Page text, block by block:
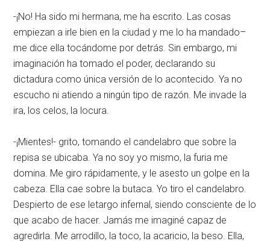
-¡No! Ha sido mi hermana, me ha escrito. Las cosas
empiezan a irle bien en la ciudad y me lo ha mandado–
me dice ella tocándome por detrás. Sin embargo, mi
imaginación ha tomado el poder, declarando su
dictadura como única versión de lo acontecido. Ya no
escucho ni atiendo a ningún tipo de razón. Me invade la
ira, los celos, la locura.
-¡Mientes!- grito, tomando el candelabro que sobre la
repisa se ubicaba. Ya no soy yo mismo, la furia me
domina. Me giro rápidamente, y le asesto un golpe en la
cabeza. Ella cae sobre la butaca. Yo tiro el candelabro.
Despierto de ese letargo infernal, siendo consciente de lo
que acabo de hacer. Jamás me imaginé capaz de
agredirla. Me arrodillo, la toco, la acaricio, la beso. Ella,